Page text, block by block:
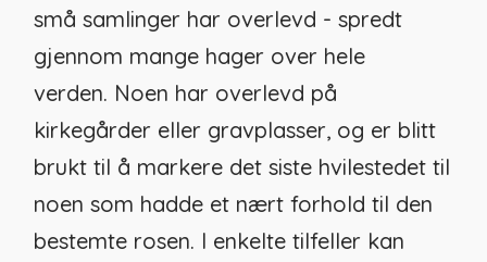
små samlinger har overlevd - spredt
gjennom mange hager over hele
verden. Noen har overlevd på
kirkegårder eller gravplasser, og er blitt
brukt til å markere det siste hvilestedet til
noen som hadde et nært forhold til den
bestemte rosen. I enkelte tilfeller kan